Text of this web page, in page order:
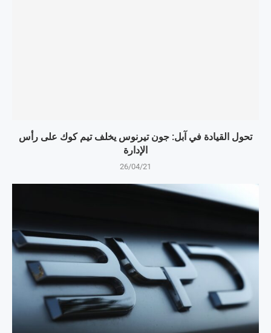
تحول القيادة في آبل: جون تيرنوس يخلف تيم كوك على رأس
الإدارة
26/04/21